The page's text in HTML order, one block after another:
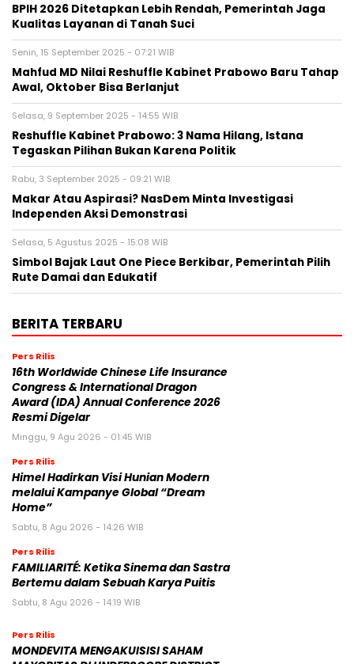
BPIH 2026 Ditetapkan Lebih Rendah, Pemerintah Jaga
Kualitas Layanan di Tanah Suci
Senin, 15 September 2025 - 07:21 WIB
Mahfud MD Nilai Reshuffle Kabinet Prabowo Baru Tahap
Awal, Oktober Bisa Berlanjut
Selasa, 9 September 2025 - 14:55 WIB
Reshuffle Kabinet Prabowo: 3 Nama Hilang, Istana
Tegaskan Pilihan Bukan Karena Politik
Rabu, 3 September 2025 - 09:21 WIB
Makar Atau Aspirasi? NasDem Minta Investigasi
Independen Aksi Demonstrasi
Selasa, 5 Agustus 2025 - 15:08 WIB
Simbol Bajak Laut One Piece Berkibar, Pemerintah Pilih
Rute Damai dan Edukatif
BERITA TERBARU
Pers Rilis
16th Worldwide Chinese Life Insurance
Congress & International Dragon
Award (IDA) Annual Conference 2026
Resmi Digelar
Minggu, 9 Agu 2026 - 01:45 WIB
Pers Rilis
Himel Hadirkan Visi Hunian Modern
melalui Kampanye Global “Dream
Home”
Sabtu, 8 Agu 2026 - 14:26 WIB
Pers Rilis
FAMILIARITÉ: Ketika Sinema dan Sastra
Bertemu dalam Sebuah Karya Puitis
Sabtu, 8 Agu 2026 - 14:19 WIB
Pers Rilis
MONDEVITA MENGAKUISISI SAHAM